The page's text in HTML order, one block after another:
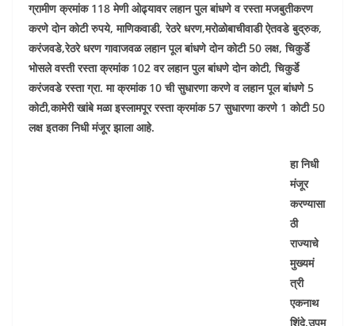
ग्रामीण क्रमांक 118 मेणी ओढ्यावर लहान पुल बांधणे व रस्ता मजबुतीकरण
करणे दोन कोटी रुपये, माणिकवाडी, रेठरे धरण,मरोळोबाचीवाडी ऐतवडे बुद्रुक,
करंजवडे,रेठरे धरण गावाजवळ लहान पूल बांधणे दोन कोटी 50 लक्ष, चिकुर्डे
भोसले वस्ती रस्ता क्रमांक 102 वर लहान पुल बांधणे दोन कोटी, चिकुर्डे
करंजवडे रस्ता ग्रा. मा क्रमांक 10 ची सुधारणा करणे व लहान पूल बांधणे 5
कोटी,कामेरी खांबे मळा इस्लामपूर रस्ता क्रमांक 57 सुधारणा करणे 1 कोटी 50
लक्ष इतका निधी मंजूर झाला आहे.
हा निधी
मंजूर
करण्यासा
ठी
राज्याचे
मुख्यमं
त्री
एकनाथ
शिंदे,उपमु